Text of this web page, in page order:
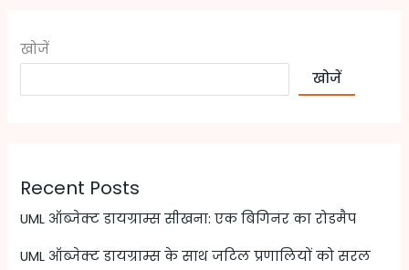
खोजें
खोजें
Recent Posts
UML ऑब्जेक्ट डायग्राम्स सीखना: एक बिगिनर का रोडमैप
UML ऑब्जेक्ट डायग्राम्स के साथ जटिल प्रणालियों को सरल